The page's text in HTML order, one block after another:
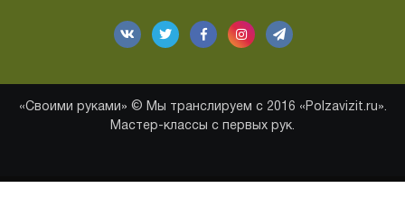
«Своими руками» © Мы транслируем с 2016 «Polzavizit.ru».
Мастер-классы с первых рук.